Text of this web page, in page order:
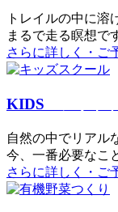
トレイルの中に溶
まるで⾛る瞑想で
さらに詳しく・ご
KIDS
⾃然の中でリアル
今、⼀番必要なこ
さらに詳しく・ご